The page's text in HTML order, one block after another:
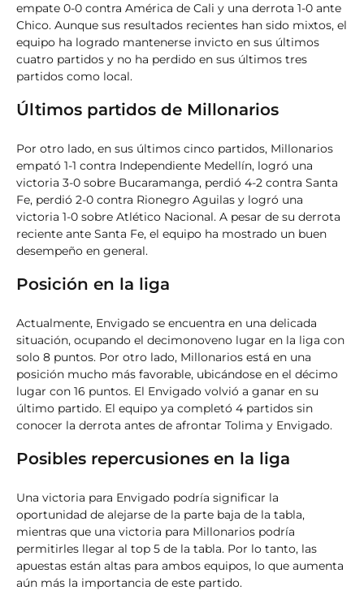
empate 0-0 contra América de Cali y una derrota 1-0 ante
Chico. Aunque sus resultados recientes han sido mixtos, el
equipo ha logrado mantenerse invicto en sus últimos
cuatro partidos y no ha perdido en sus últimos tres
partidos como local.
Últimos partidos de Millonarios
Por otro lado, en sus últimos cinco partidos, Millonarios
empató 1-1 contra Independiente Medellín, logró una
victoria 3-0 sobre Bucaramanga, perdió 4-2 contra Santa
Fe, perdió 2-0 contra Rionegro Aguilas y logró una
victoria 1-0 sobre Atlético Nacional. A pesar de su derrota
reciente ante Santa Fe, el equipo ha mostrado un buen
desempeño en general.
Posición en la liga
Actualmente, Envigado se encuentra en una delicada
situación, ocupando el decimonoveno lugar en la liga con
solo 8 puntos. Por otro lado, Millonarios está en una
posición mucho más favorable, ubicándose en el décimo
lugar con 16 puntos. El Envigado volvió a ganar en su
último partido. El equipo ya completó 4 partidos sin
conocer la derrota antes de afrontar Tolima y Envigado.
Posibles repercusiones en la liga
Una victoria para Envigado podría significar la
oportunidad de alejarse de la parte baja de la tabla,
mientras que una victoria para Millonarios podría
permitirles llegar al top 5 de la tabla. Por lo tanto, las
apuestas están altas para ambos equipos, lo que aumenta
aún más la importancia de este partido.